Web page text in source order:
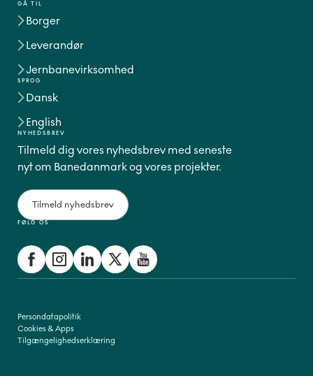
GÅ TIL
Borger
Leverandør
Jernbanevirksomhed
SPROG
Dansk
English
FØLG OS
NYHEDSBREV
Tilmeld dig vores nyhedsbrev med seneste
nyt om Banedanmark og vores projekter.
Tilmeld nyhedsbrev
Persondatapolitik
Cookies & Apps
Tilgængelighedserklæring